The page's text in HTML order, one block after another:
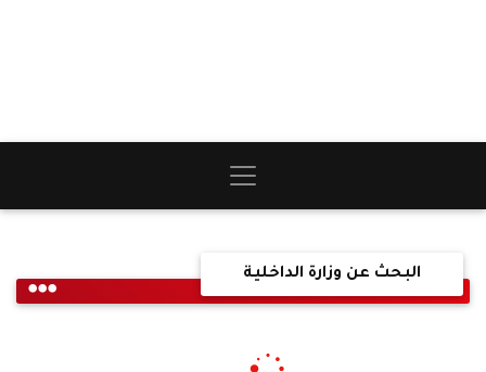
البحث عن وزارة الداخلية